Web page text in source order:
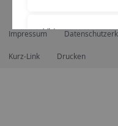
Impressum
Kurz-Link Drucken
Videos